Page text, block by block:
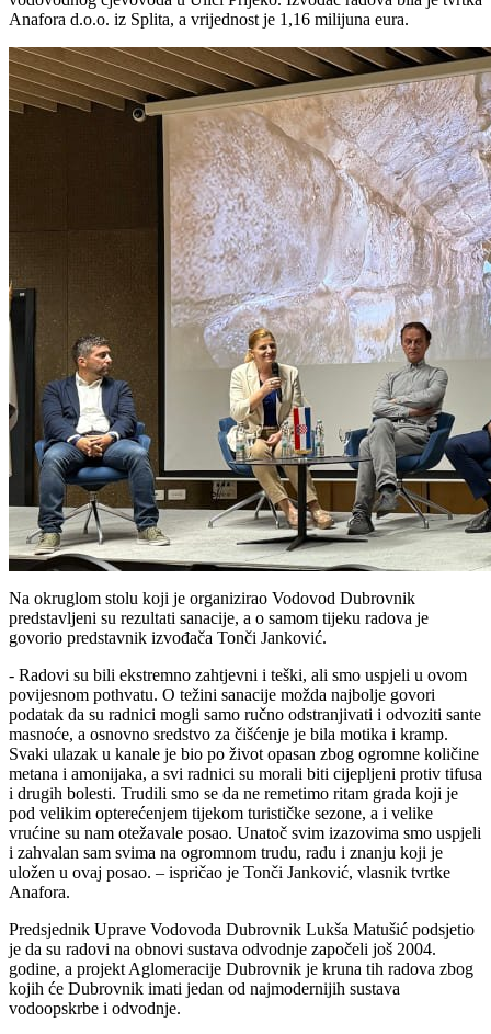
Anafora d.o.o. iz Splita, a vrijednost je 1,16 milijuna eura.
Na okruglom stolu koji je organizirao Vodovod Dubrovnik
predstavljeni su rezultati sanacije, a o samom tijeku radova je
govorio predstavnik izvođača Tonči Janković.
- Radovi su bili ekstremno zahtjevni i teški, ali smo uspjeli u ovom
povijesnom pothvatu. O težini sanacije možda najbolje govori
podatak da su radnici mogli samo ručno odstranjivati i odvoziti sante
masnoće, a osnovno sredstvo za čišćenje je bila motika i kramp.
Svaki ulazak u kanale je bio po život opasan zbog ogromne količine
metana i amonijaka, a svi radnici su morali biti cijepljeni protiv tifusa
i drugih bolesti. Trudili smo se da ne remetimo ritam grada koji je
pod velikim opterećenjem tijekom turističke sezone, a i velike
vrućine su nam otežavale posao. Unatoč svim izazovima smo uspjeli
i zahvalan sam svima na ogromnom trudu, radu i znanju koji je
uložen u ovaj posao. – ispričao je Tonči Janković, vlasnik tvrtke
Anafora.
Predsjednik Uprave Vodovoda Dubrovnik Lukša Matušić podsjetio
je da su radovi na obnovi sustava odvodnje započeli još 2004.
godine, a projekt Aglomeracije Dubrovnik je kruna tih radova zbog
kojih će Dubrovnik imati jedan od najmodernijih sustava
vodoopskrbe i odvodnje.